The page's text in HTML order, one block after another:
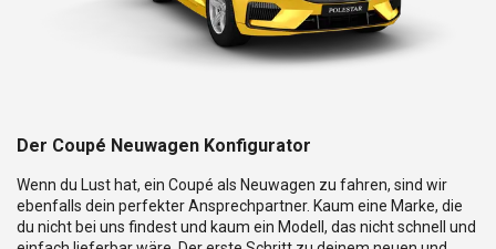
Der Coupé Neuwagen Konfigurator
Wenn du Lust hat, ein Coupé als Neuwagen zu fahren, sind wir
ebenfalls dein perfekter Ansprechpartner. Kaum eine Marke, die
du nicht bei uns findest und kaum ein Modell, das nicht schnell und